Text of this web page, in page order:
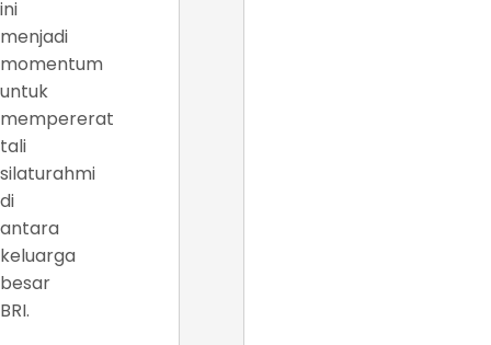
ini
menjadi
momentum
untuk
mempererat
tali
silaturahmi
di
antara
keluarga
besar
BRI.